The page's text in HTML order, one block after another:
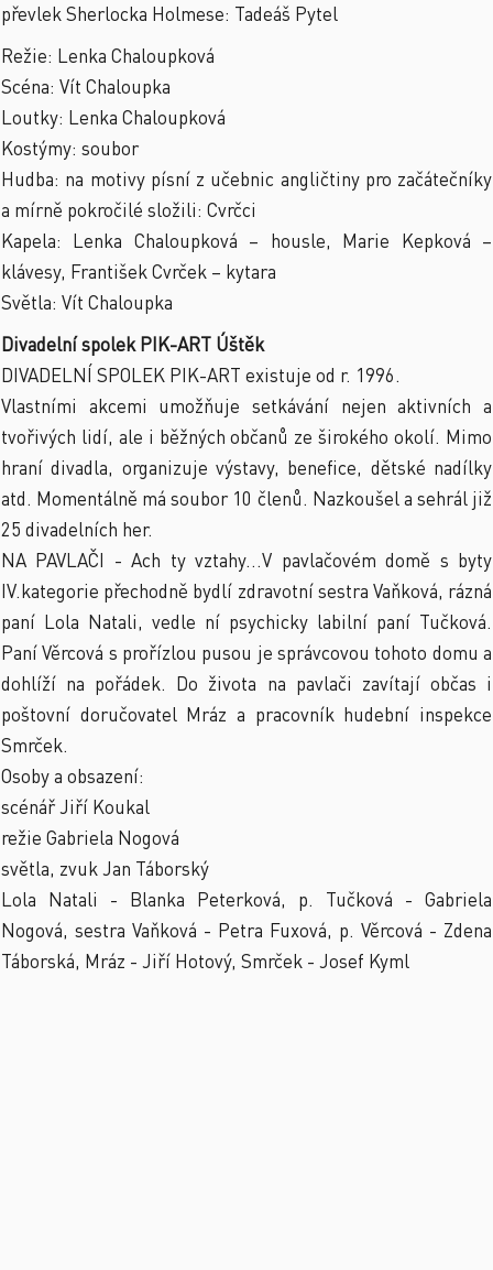
převlek Sherlocka Holmese: Tadeáš Pytel
Režie: Lenka Chaloupková
Scéna: Vít Chaloupka
Loutky: Lenka Chaloupková
Kostýmy: soubor
Hudba: na motivy písní z učebnic angličtiny pro začátečníky
a mírně pokročilé složili: Cvrčci
Kapela: Lenka Chaloupková – housle, Marie Kepková –
klávesy, František Cvrček – kytara
Světla: Vít Chaloupka
Divadelní spolek PIK-ART Úštěk
DIVADELNÍ SPOLEK PIK-ART existuje od r. 1996.
Vlastními akcemi umožňuje setkávání nejen aktivních a
tvořivých lidí, ale i běžných občanů ze širokého okolí. Mimo
hraní divadla, organizuje výstavy, benefice, dětské nadílky
atd. Momentálně má soubor 10 členů. Nazkoušel a sehrál již
25 divadelních her.
NA PAVLAČI - Ach ty vztahy...V pavlačovém domě s byty
IV.kategorie přechodně bydlí zdravotní sestra Vaňková, rázná
paní Lola Natali, vedle ní psychicky labilní paní Tučková.
Paní Věrcová s prořízlou pusou je správcovou tohoto domu a
dohlíží na pořádek. Do života na pavlači zavítají občas i
poštovní doručovatel Mráz a pracovník hudební inspekce
Smrček.
Osoby a obsazení:
scénář Jiří Koukal
režie Gabriela Nogová
světla, zvuk Jan Táborský
Lola Natali - Blanka Peterková, p. Tučková - Gabriela
Nogová, sestra Vaňková - Petra Fuxová, p. Věrcová - Zdena
Táborská, Mráz - Jiří Hotový, Smrček - Josef Kyml